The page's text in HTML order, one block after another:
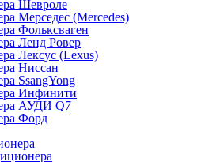
Шевроле
Мерседес (Mercedes)
Фольксваген
Ленд Ровер
Лексус (Lexus)
Ниссан
SsangYong
Инфинити
АУДИ Q7
Форд